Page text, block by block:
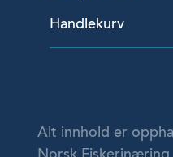
Handlekurv
Alt innhold er